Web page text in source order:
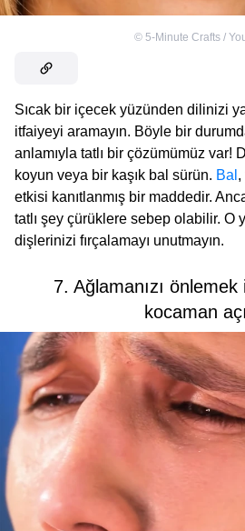
© 5-Minute Crafts /
Sıcak bir içecek yüzünden dilinizi
itfaiyeyi aramayın. Böyle bir
anlamıyla tatlı bir çözümümüz var!
koyun veya bir kaşık bal sürün. Bal ,
etkisi kanıtlanmış bir maddedir.
tatlı şey çürüklere sebep olabilir. O
dişlerinizi fırçalamayı unutmayın.
7. Ağlamanızı
kocaman